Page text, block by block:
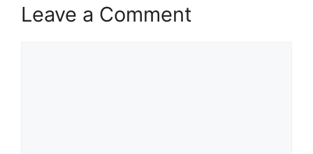
Leave a Comment